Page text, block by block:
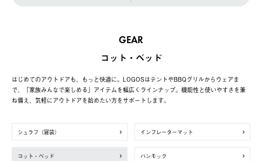
GEAR
コット・ベッド
はじめてのアウトドアも、もっと快適に。LOGOSはテントやBBQグリルからウェアま
で、「家族みんなで楽しめる」アイテムを幅広くラインナップ。機能性と使いやすさを兼
ね備え、気軽にアウトドアを始めたい方をサポートします。
シュラフ（寝袋） インフレーターマット
コット・ベッド ハンモック